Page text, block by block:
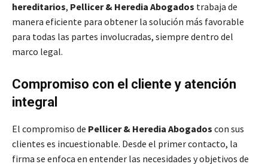
hereditarios, Pellicer & Heredia Abogados trabaja de
manera eficiente para obtener la solución más favorable
para todas las partes involucradas, siempre dentro del
marco legal.
Compromiso con el cliente y atención
integral
El compromiso de Pellicer & Heredia Abogados con sus
clientes es incuestionable. Desde el primer contacto, la
firma se enfoca en entender las necesidades y objetivos de